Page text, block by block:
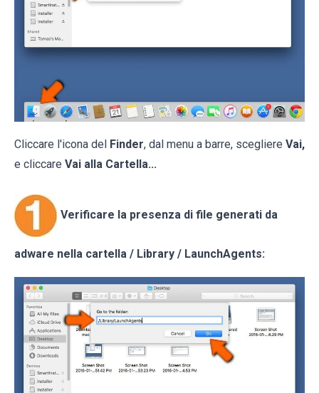
Cliccare l'icona del Finder, dal menu a barre, scegliere Vai,
e cliccare Vai alla Cartella...
Verificare la presenza di file generati da
adware nella cartella / Library / LaunchAgents: